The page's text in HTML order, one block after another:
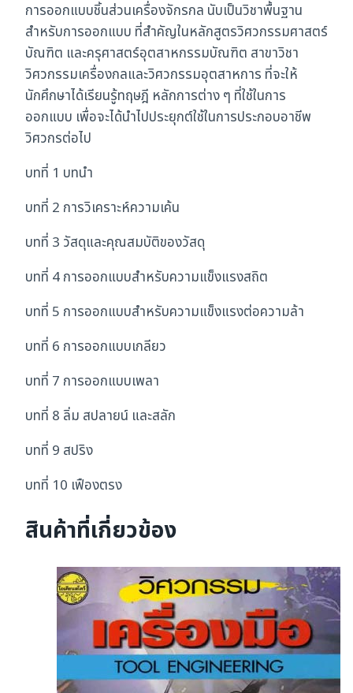
การออกแบบชิ้นส่วนเครื่องจักรกล นับเป็นวิชาพื้นฐาน
สำหรับการออกแบบ ที่สำคัญในหลักสูตรวิศวกรรมศาสตร์
บัณฑิต และครุศาสตร์อุตสาหกรรมบัณฑิต สาขาวิชา
วิศวกรรมเครื่องกลและวิศวกรรมอุตสาหการ ที่จะให้
นักศึกษาได้เรียนรู้ทฤษฎี หลักการต่าง ๆ ที่ใช้ในการ
ออกแบบ เพื่อจะได้นำไปประยุกต์ใช้ในการประกอบอาชีพ
วิศวกรต่อไป
บทที่ 1 บทนำ
บทที่ 2 การวิเคราะห์ความเค้น
บทที่ 3 วัสดุและคุณสมบัติของวัสดุ
บทที่ 4 การออกแบบสำหรับความแข็งแรงสถิต
บทที่ 5 การออกแบบสำหรับความแข็งแรงต่อความล้า
บทที่ 6 การออกแบบเกลียว
บทที่ 7 การออกแบบเพลา
บทที่ 8 ลิ่ม สปลายน์ และสลัก
บทที่ 9 สปริง
บทที่ 10 เฟืองตรง
สินค้าที่เกี่ยวข้อง